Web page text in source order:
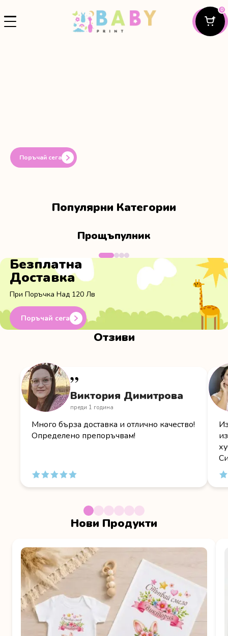
0
Поръчай сега
Популярни Категории
Прощъпулник
Безплатна
Доставка
При Поръчка Над 120 Лв
Поръчай сега
Отзиви
В ”
Виктория Димитрова
преди 1 година
Много бърза доставка и отлично качество!
Определено препоръчвам!
Нови Продукти